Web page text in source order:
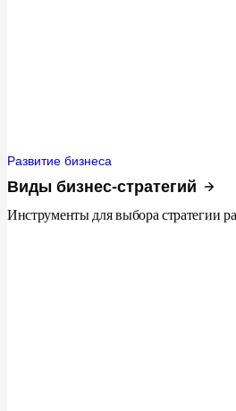
Развитие бизнеса
Виды бизнес-стратегий
Инструменты для выбора стратегии